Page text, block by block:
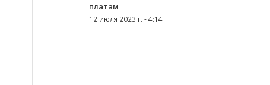
платам
12 июля 2023 г. - 4:14